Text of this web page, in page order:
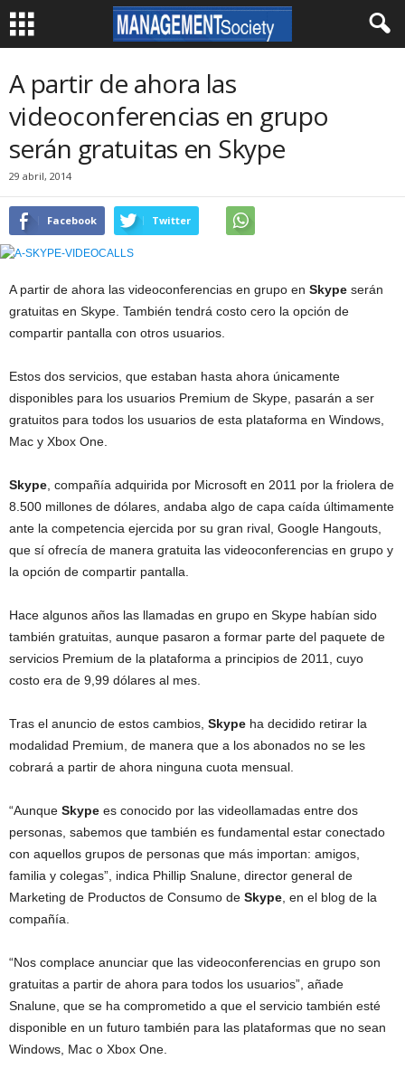
A partir de ahora las
videoconferencias en grupo
serán gratuitas en Skype
29 abril, 2014
Facebook Twitter
A partir de ahora las videoconferencias en grupo en Skype serán
gratuitas en Skype. También tendrá costo cero la opción de
compartir pantalla con otros usuarios.
Estos dos servicios, que estaban hasta ahora únicamente
disponibles para los usuarios Premium de Skype, pasarán a ser
gratuitos para todos los usuarios de esta plataforma en Windows,
Mac y Xbox One.
Skype , compañía adquirida por Microsoft en 2011 por la friolera de
8.500 millones de dólares, andaba algo de capa caída últimamente
ante la competencia ejercida por su gran rival, Google Hangouts,
que sí ofrecía de manera gratuita las videoconferencias en grupo y
la opción de compartir pantalla.
Hace algunos años las llamadas en grupo en Skype habían sido
también gratuitas, aunque pasaron a formar parte del paquete de
servicios Premium de la plataforma a principios de 2011, cuyo
costo era de 9,99 dólares al mes.
Tras el anuncio de estos cambios, Skype ha decidido retirar la
modalidad Premium, de manera que a los abonados no se les
cobrará a partir de ahora ninguna cuota mensual.
“Aunque Skype es conocido por las videollamadas entre dos
personas, sabemos que también es fundamental estar conectado
con aquellos grupos de personas que más importan: amigos,
familia y colegas”, indica Phillip Snalune, director general de
Marketing de Productos de Consumo de Skype , en el blog de la
compañía.
“Nos complace anunciar que las videoconferencias en grupo son
gratuitas a partir de ahora para todos los usuarios”, añade
Snalune, que se ha comprometido a que el servicio también esté
disponible en un futuro también para las plataformas que no sean
Windows, Mac o Xbox One.